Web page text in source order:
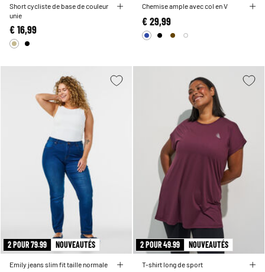
Short cycliste de base de couleur
unie
€ 16,99
Chemise ample avec col en V
€ 29,99
2 POUR 79.99 NOUVEAUTÉS
Emily jeans slim fit taille normale
2 POUR 49.99 NOUVEAUTÉS
T-shirt long de sport